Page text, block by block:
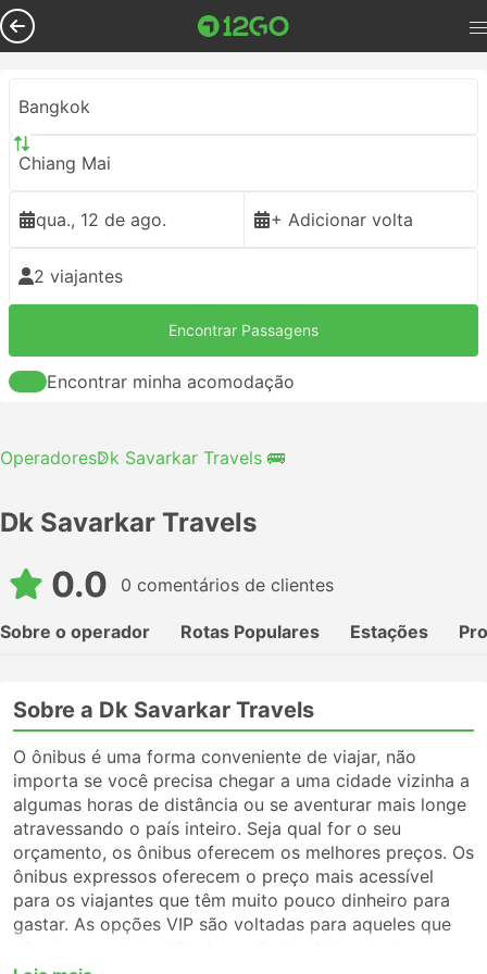
Bangkok
Chiang Mai
qua., 12 de ago. + Adicionar volta
2 viajantes
Encontrar Passagens
Encontrar minha acomodação
OperadoresDk Savarkar Travels 🚌
Dk Savarkar Travels
0.0 0 comentários de clientes
Sobre o operador Rotas Populares Estações
Sobre a Dk Savarkar Travels
O ônibus é uma forma conveniente de viajar, não
importa se você precisa chegar a uma cidade vizinha a
algumas horas de distância ou se aventurar mais longe
atravessando o país inteiro. Seja qual for o seu
orçamento, os ônibus oferecem os melhores preços. Os
ônibus expressos oferecem o preço mais acessível
para os viajantes que têm muito pouco dinheiro para
gastar. As opções VIP são voltadas para aqueles que